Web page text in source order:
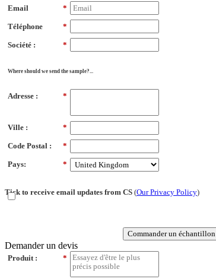
*
Email
*
Téléphone
*
Société :
Where should we send the sample?...
*
Adresse :
*
Ville :
*
Code Postal :
*
Pays:
Tick to receive email updates from CS (Our Privacy Policy)
Commander un échantillon
Demander un devis
*
Produit :